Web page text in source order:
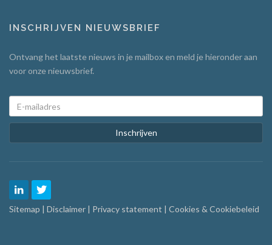
INSCHRIJVEN NIEUWSBRIEF
Ontvang het laatste nieuws in je mailbox en meld je hieronder aan
voor onze nieuwsbrief.
Inschrijven
Sitemap | Disclaimer | Privacy statement | Cookies & Cookiebeleid